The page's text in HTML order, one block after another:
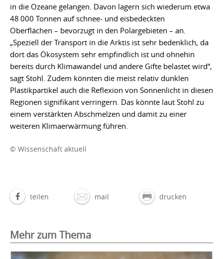
in die Ozeane gelangen. Davon lagern sich wiederum etwa
48 000 Tonnen auf schnee- und eisbedeckten
Oberflächen – bevorzugt in den Polargebieten – an.
„Speziell der Transport in die Arktis ist sehr bedenklich, da
dort das Ökosystem sehr empfindlich ist und ohnehin
bereits durch Klimawandel und andere Gifte belastet wird“,
sagt Stohl. Zudem könnten die meist relativ dunklen
Plastikpartikel auch die Reflexion von Sonnenlicht in diesen
Regionen signifikant verringern. Das könnte laut Stohl zu
einem verstärkten Abschmelzen und damit zu einer
weiteren Klimaerwärmung führen.
© Wissenschaft aktuell
teilen mail drucken
Mehr zum Thema